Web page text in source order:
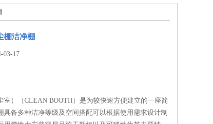
棚洁净棚
03-17
室）（CLEAN BOOTH）是为较快速方便建立的一座简
具备多种洁净等级及空间搭配可以根据使用需求设计制